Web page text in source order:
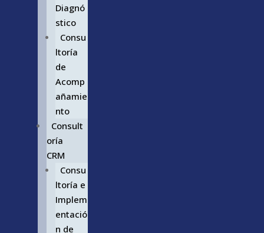
Diagnó
stico
Consu
ltoría
de
Acomp
añamie
nto
Consult
oría
CRM
Consu
ltoría e
Implem
entació
n de